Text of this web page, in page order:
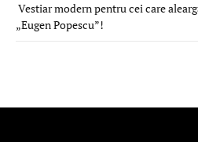
Vestiar modern pentru cei care
„Eugen Popescu”!